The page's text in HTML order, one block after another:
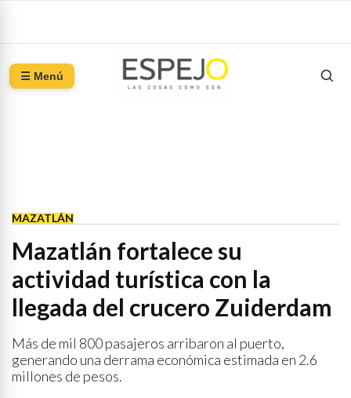
☰ Menú
MAZATLÁN
Mazatlán fortalece su
actividad turística con la
llegada del crucero Zuiderdam
Más de mil 800 pasajeros arribaron al puerto,
generando una derrama económica estimada en 2.6
millones de pesos.